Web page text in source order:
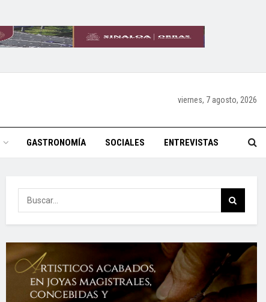
viernes, 7 agosto, 2026
GASTRONOMÍA SOCIALES ENTREVISTAS